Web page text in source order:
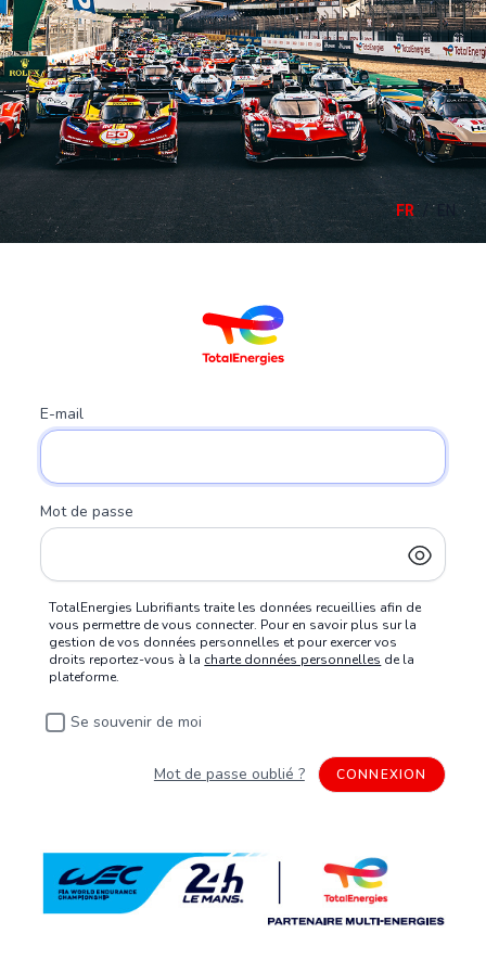
FR EN
E-mail
Mot de passe
TotalEnergies Lubrifiants traite les données recueillies afin de
vous permettre de vous connecter. Pour en savoir plus sur la
gestion de vos données personnelles et pour exercer vos
droits reportez-vous à la charte données personnelles de la
plateforme.
Se souvenir de moi
Mot de passe oublié ? CONNEXION